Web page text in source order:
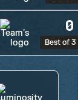
0
Best of 3